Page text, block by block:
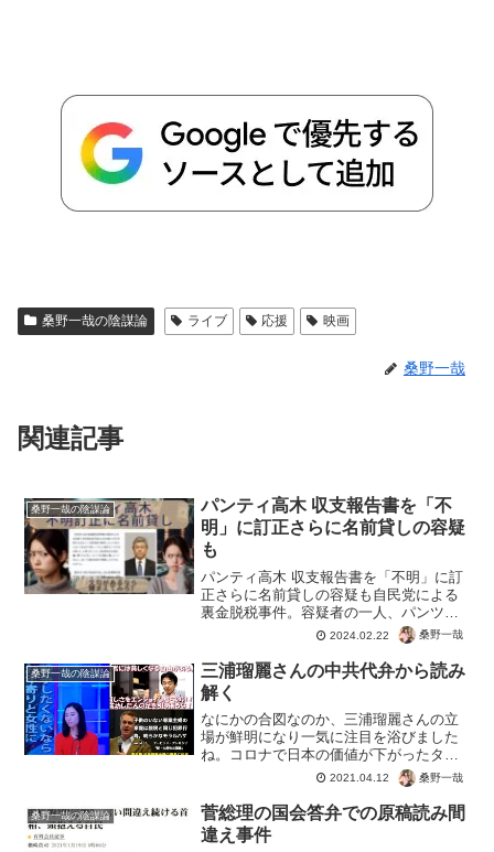
桑野一哉の陰謀論 ライブ 応援 映画
桑野一哉
関連記事
桑野一哉の陰謀論
パンティ高木 収支報告書を「不
明」に訂正さらに名前貸しの容疑
も
パンティ高木 収支報告書を「不明」に訂
正さらに名前貸しの容疑も自民党による
裏金脱税事件。容疑者の一人、パンツ泥
棒のパンティ高木毅氏が収支報告書の金
額を「不明」に訂正。不明であってもト
ータル金額はそのままという手抜きぶ
り。さらに名前貸しという...
2024.02.22 桑野一哉
桑野一哉の陰謀論
三浦瑠麗さんの中共代弁から読み
解く
なにかの合図なのか、三浦瑠麗さんの立
場が鮮明になり一気に注目を浴びました
ね。コロナで日本の価値が下がったタイ
ミングなだけに気になりますね。ウイグ
ルの人権弾圧が内政！？認識違いではな
いですよ。バイデン政権がウイグル弾圧
を理由にボイコットしたら...
2021.04.12 桑野一哉
桑野一哉の陰謀論
菅総理の国会答弁での原稿読み間
違え事件